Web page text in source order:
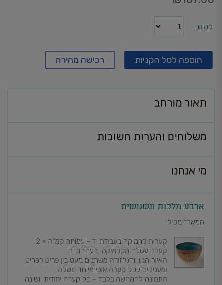
הוספה לסל הקניות רכישה מהירה
תאור מורחב
משלוחים והערות חשובות
מי אנחנו
ארבע מלכות ונשנושים
המארז מכיל:
קערית קרמיקה בעבודת יד - עמותת קמ"ה × 2
קערה עגולה מקרמיקה בעבודת יד
האיור הגוון והגלזורה משתנים מעט בין פריט לפריט
ומעניקים לכל קערה אופי מיוחד משלה
התמונה להמחשה בלבד - כל קערה יחודית ושונה